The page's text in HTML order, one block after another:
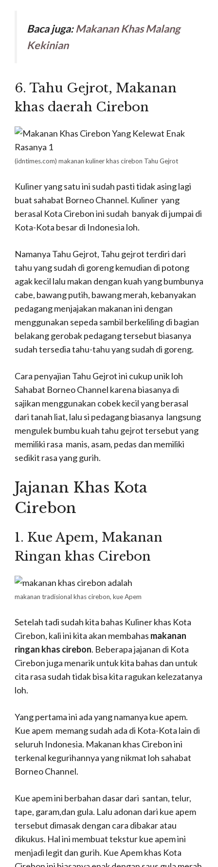
Baca juga:Makanan Khas Malang
Kekinian
6. Tahu Gejrot, Makanan
khas daerah Cirebon
(idntimes.com) makanan kuliner khas cirebon Tahu Gejrot
Kuliner yang satu ini sudah pasti tidak asing lagi
buat sahabat Borneo Channel. Kuliner yang
berasal Kota Cirebon ini sudah banyak di jumpai di
Kota-Kota besar di Indonesia loh.
Namanya Tahu Gejrot, Tahu gejrot terdiri dari
tahu yang sudah di goreng kemudian di potong
agak kecil lalu makan dengan kuah yang bumbunya
cabe, bawang putih, bawang merah, kebanyakan
pedagang menjajakan makanan ini dengan
menggunakan sepeda sambil berkeliling di bagian
belakang gerobak pedagang tersebut biasanya
sudah tersedia tahu-tahu yang sudah di goreng.
Cara penyajian Tahu Gejrot ini cukup unik loh
Sahabat Borneo Channel karena biasanya di
sajikan menggunakan cobek kecil yang berasal
dari tanah liat, lalu si pedagang biasanya langsung
mengulek bumbu kuah tahu gejrot tersebut yang
memiliki rasa manis, asam, pedas dan memiliki
sedikit rasa yang gurih.
Jajanan Khas Kota
Cirebon
1. Kue Apem, Makanan
Ringan khas Cirebon
makanan tradisional khas cirebon, kue Apem
Setelah tadi sudah kita bahas Kuliner khas Kota
Cirebon, kali ini kita akan membahas makanan
ringan khas cirebon. Beberapa jajanan di Kota
Cirebon juga menarik untuk kita bahas dan untuk
cita rasa sudah tidak bisa kita ragukan kelezatanya
loh.
Yang pertama ini ada yang namanya kue apem.
Kue apem memang sudah ada di Kota-Kota lain di
seluruh Indonesia. Makanan khas Cirebon ini
terkenal kegurihannya yang nikmat loh sahabat
Borneo Channel.
Kue apem ini berbahan dasar dari santan, telur,
tape, garam,dan gula. Lalu adonan dari kue apem
tersebut dimasak dengan cara dibakar atau
dikukus. Hal ini membuat tekstur kue apem ini
menjadi legit dan gurih. Kue Apem khas Kota